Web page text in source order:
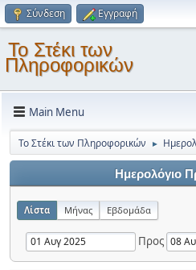
Σύνδεση Εγγραφή
Το Στέκι των
Πληροφορικών
Main Menu
Το Στέκι των Πληροφορικών ►
Ημερολόγιο
Λίστα Μήνας Εβδομάδα
Προς